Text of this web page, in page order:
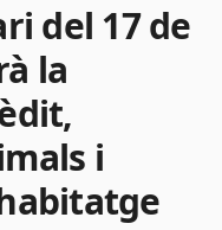
del 17 de
la
i